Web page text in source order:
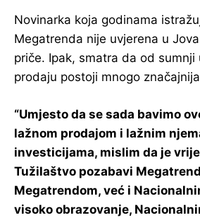
Novinarka koja godinama
Megatrenda nije uvjerena u
priče. Ipak, smatra da od sumnji
prodaju postoji mnogo
“Umjesto da se sada bavimo
lažnom prodajom i lažnim
investicijama, mislim da je
Tužilaštvo pozabavi
Megatrendom, već i
visoko obrazovanje,